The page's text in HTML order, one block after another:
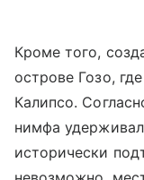
Кроме того,
острове Гозо,
Калипсо.
нимфа
исторически